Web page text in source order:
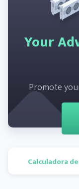
Your
Promote
Calculadora